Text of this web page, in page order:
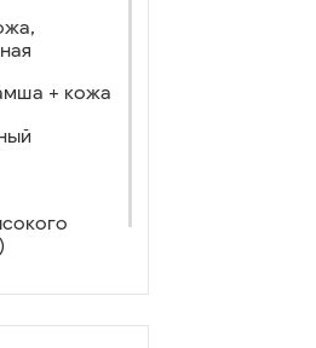
окраш.-
+ кожа